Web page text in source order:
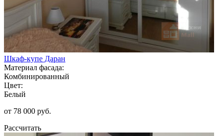
Шкаф-купе Даран
Материал фасада:
Комбинированный
Цвет:
Белый
от 78 000 руб.
Рассчитать